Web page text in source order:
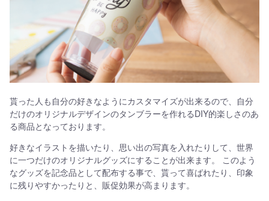
貰った人も自分の好きなようにカスタマイズが出来るので、自分
だけのオリジナルデザインのタンブラーを作れるDIY的楽しさのあ
る商品となっております。
好きなイラストを描いたり、思い出の写真を入れたりして、世界
に一つだけのオリジナルグッズにすることが出来ます。 このよう
なグッズを記念品として配布する事で、貰って喜ばれたり、印象
に残りやすかったりと、販促効果が高まります。